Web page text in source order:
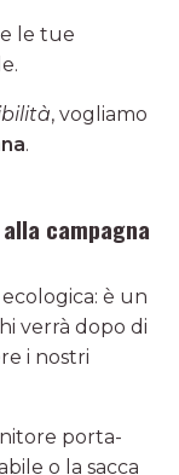
le tue
, vogliamo
.
campagna
è un
verrà dopo di
i nostri
porta-
o la sacca